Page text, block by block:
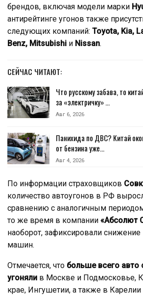
брендов, включая модели марки
антирейтинге угонов также
следующих компаний: Toyota, Kia,
Benz, Mitsubishi и Nissan.
СЕЙЧАС ЧИТАЮТ:
Что русскому забава, то
за «электричку» …
Авг 6, 2026
Панихида по ДВС? Китай
от бензина уже…
Авг 4, 2026
По информации страховщиков
количество автоугонов в РФ
сравнению с аналогичным
то же время в компании «Абсолют
наоборот, зафиксировали снижение
машин.
Отмечается, что больше всего авто
угоняли в Москве и Подмосковье,
крае, Ингушетии, а также в